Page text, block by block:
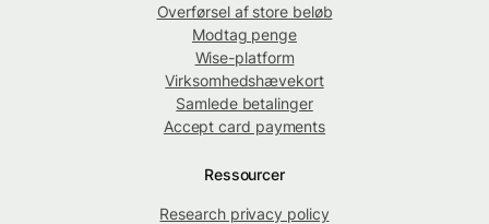
Overførsel af store beløb
Modtag penge
Wise-platform
Virksomhedshævekort
Samlede betalinger
Accept card payments
Ressourcer
Research privacy policy